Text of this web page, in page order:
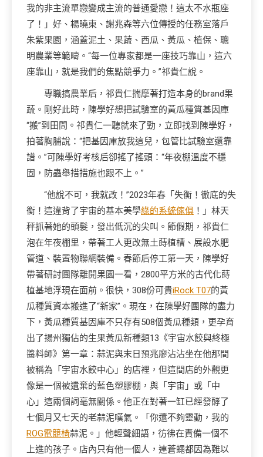
我的非主流單戀變成主流的普通愛戀！這太不水瓶座
了！」好、楊曉東、謝兆森等六位傳授的任務室落戶
朱紫果園，涵蓋泥土、果蔬、西瓜、黃瓜、植保、聰
明農業等範疇。“每一位專家都是一座技巧靠山，這六
座靠山，就是我們的焦點競爭力。”祁貴仁說。
專職搞農業后，祁貴仁揣摩著打造本身的brand果
蔬。剛好此時，陳學好想把試驗室的黃瓜種質基因庫
“搬”到田間。祁貴仁一聽就來了勁，立即找到陳學好，
拍著胸脯說：“把基因庫放我這兒，包管比試驗室還靠
譜。”可陳學好考核后卻搖了搖頭：“年夜棚溫度不穩
固，防蟲舉措措施也跟不上。”
“他說不可，我就改！”2023年春「失衡！徹底的失
衡！這違背了宇宙的基本美學綠的系統傢俱 ！」林天
秤抓著她的頭髮，發出低沉的尖叫。節假期，祁貴仁
泡在年夜棚里，帶著工人更改無土蒔植槽、展設水肥
管道、裝置物聯網裝備。春節后停工第一天，陳學好
帶著研討團隊離開果園一看，2800平方米的古代化蒔
植基地浮現在面前。很快，308份可貴iRock T07的黃
瓜種質資本搬進了“新家”。現在，在陳學好團隊的盡力
下，黃瓜種質基因庫不只存有508個黃瓜種類，更孕育
出了揚州獨佔的生果黃瓜新種類13《宇宙水餃與終極
醬料師》第一章：蒜泥與末日預兆廖沾沾坐在他那間
被稱為「宇宙水餃中心」的店裡，但這間店的外觀更
像是一個被遺棄的藍色塑膠棚，與「宇宙」或「中
心」這兩個詞毫無關係。他正在對著一缸已經發酵了
七個月又七天的老蒜泥嘆氣。「你還不夠靈動，我的
ROG電競椅蒜泥。」他輕聲細語，彷彿在責備一個不
上進的孩子。店內只有他一個人，連蒼蠅都因為難以